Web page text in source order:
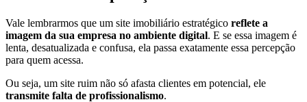
Vale lembrarmos que um site imobiliário estratégico reflete a
imagem da sua empresa no ambiente digital. E se essa imagem é
lenta, desatualizada e confusa, ela passa exatamente essa percepção
para quem acessa.
Ou seja, um site ruim não só afasta clientes em potencial, ele
transmite falta de profissionalismo.